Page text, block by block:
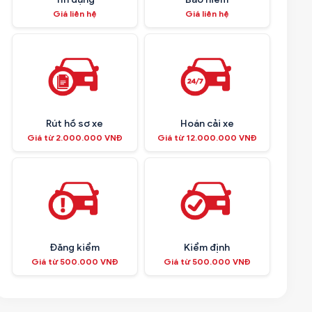
Giá liên hệ Giá liên hệ
Rút hồ sơ xe
Giá từ 2.000.000 VNĐ
Hoán cải xe
Giá từ 12.000.000 VNĐ
Đăng kiểm
Giá từ 500.000 VNĐ
Kiểm định
Giá từ 500.000 VNĐ